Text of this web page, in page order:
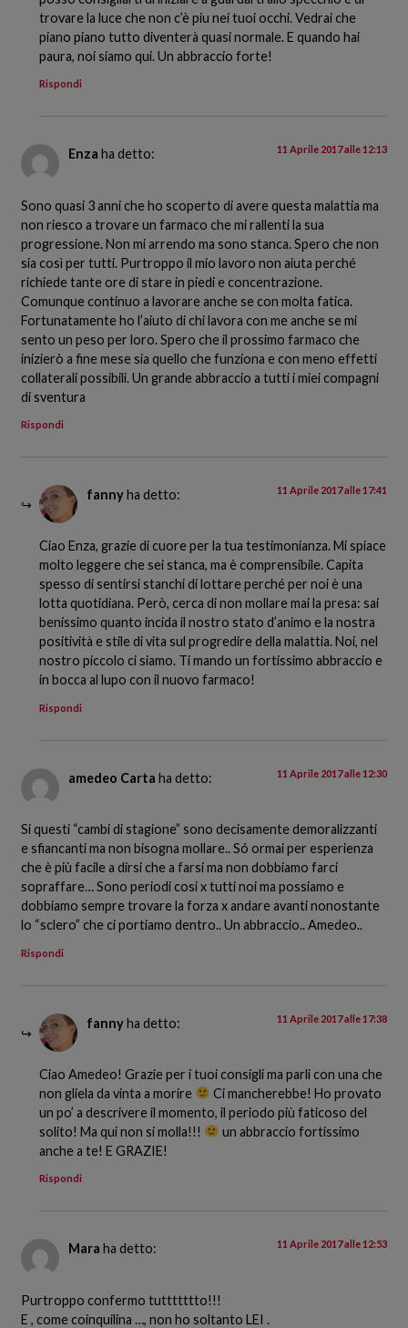
trovare la luce che non c’è piu nei tuoi occhi. Vedrai che
piano piano tutto diventerà quasi normale. E quando hai
paura, noi siamo qui. Un abbraccio forte!
Rispondi
Enza ha detto: 11 Aprile 2017 alle 12:13
Sono quasi 3 anni che ho scoperto di avere questa malattia ma
non riesco a trovare un farmaco che mi rallenti la sua
progressione. Non mi arrendo ma sono stanca. Spero che non
sia così per tutti. Purtroppo il mio lavoro non aiuta perché
richiede tante ore di stare in piedi e concentrazione.
Comunque continuo a lavorare anche se con molta fatica.
Fortunatamente ho l’aiuto di chi lavora con me anche se mi
sento un peso per loro. Spero che il prossimo farmaco che
inizierò a fine mese sia quello che funziona e con meno effetti
collaterali possibili. Un grande abbraccio a tutti i miei compagni
di sventura
Rispondi
fanny ha detto: 11 Aprile 2017 alle 17:41
Ciao Enza, grazie di cuore per la tua testimonianza. Mi spiace
molto leggere che sei stanca, ma è comprensibile. Capita
spesso di sentirsi stanchi di lottare perché per noi è una
lotta quotidiana. Però, cerca di non mollare mai la presa: sai
benissimo quanto incida il nostro stato d’animo e la nostra
positività e stile di vita sul progredire della malattia. Noi, nel
nostro piccolo ci siamo. Ti mando un fortissimo abbraccio e
in bocca al lupo con il nuovo farmaco!
Rispondi
amedeo Carta ha detto: 11 Aprile 2017 alle 12:30
Si questi “cambi di stagione” sono decisamente demoralizzanti
e sfiancanti ma non bisogna mollare.. Só ormai per esperienza
che è più facile a dirsi che a farsi ma non dobbiamo farci
sopraffare… Sono periodi cosi x tutti noi ma possiamo e
dobbiamo sempre trovare la forza x andare avanti nonostante
lo “sclero” che ci portiamo dentro.. Un abbraccio.. Amedeo..
Rispondi
fanny ha detto: 11 Aprile 2017 alle 17:38
Ciao Amedeo! Grazie per i tuoi consigli ma parli con una che
non gliela da vinta a morire
Ci mancherebbe! Ho provato
un po’ a descrivere il momento, il periodo più faticoso del
solito! Ma qui non si molla!!!
un abbraccio fortissimo
anche a te! E GRAZIE!
Rispondi
Mara ha detto: 11 Aprile 2017 alle 12:53
Purtroppo confermo tuttttttto!!!
E , come coinquilina …, non ho soltanto LEI .